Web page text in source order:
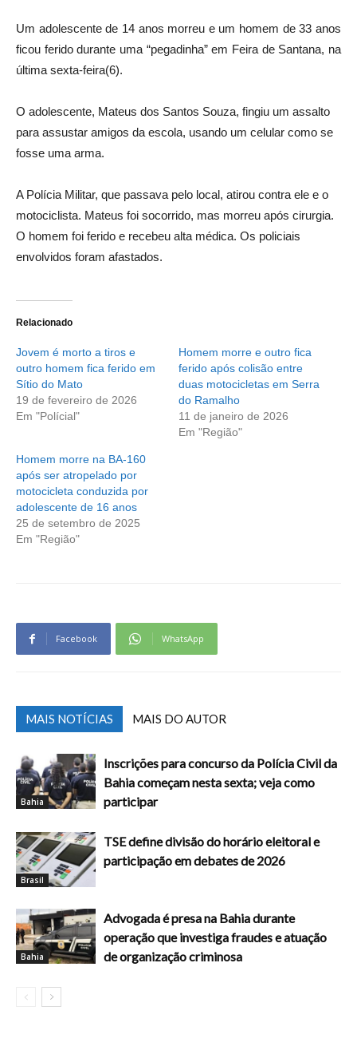
Um adolescente de 14 anos morreu e um homem de 33 anos
ficou ferido durante uma “pegadinha” em Feira de Santana, na
última sexta-feira(6).
O adolescente, Mateus dos Santos Souza, fingiu um assalto
para assustar amigos da escola, usando um celular como se
fosse uma arma.
A Polícia Militar, que passava pelo local, atirou contra ele e o
motociclista. Mateus foi socorrido, mas morreu após cirurgia.
O homem foi ferido e recebeu alta médica. Os policiais
envolvidos foram afastados.
Relacionado
Jovem é morto a tiros e
outro homem fica ferido em
Sítio do Mato
19 de fevereiro de 2026
Em "Polícial"
Homem morre e outro fica
ferido após colisão entre
duas motocicletas em Serra
do Ramalho
11 de janeiro de 2026
Em "Região"
Homem morre na BA-160
após ser atropelado por
motocicleta conduzida por
adolescente de 16 anos
25 de setembro de 2025
Em "Região"
Facebook WhatsApp
MAIS NOTÍCIAS MAIS DO AUTOR
Bahia
Inscrições para concurso da Polícia Civil da
Bahia começam nesta sexta; veja como
participar
Brasil
TSE define divisão do horário eleitoral e
participação em debates de 2026
Bahia
Advogada é presa na Bahia durante
operação que investiga fraudes e atuação
de organização criminosa